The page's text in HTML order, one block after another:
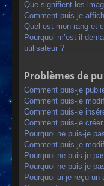
Que signifient les
Comment puis-je
Quel est mon rang et
Pourquoi m’est-il
utilisateur ?
Problèmes de
Comment puis-je
Comment puis-je
Comment puis-je
Comment puis-je
Pourquoi ne puis-je
Comment puis-je
Pourquoi ne puis-je
Pourquoi ne puis-je
Pourquoi ai-je reçu un